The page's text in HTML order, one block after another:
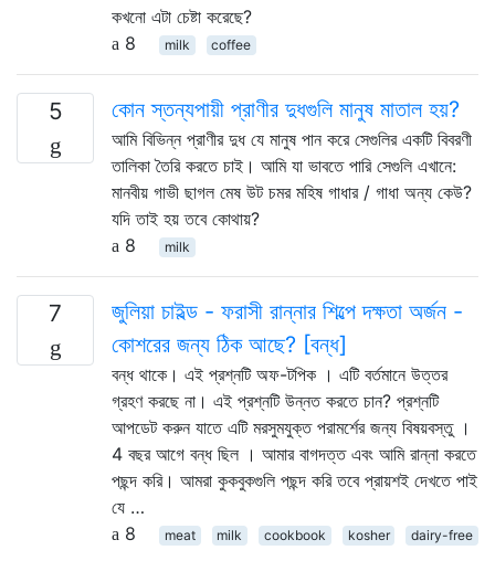
কখনো এটা চেষ্টা করেছে?
8
milk coffee
5 কোন স্তন্যপায়ী প্রাণীর দুধগুলি মানুষ মাতাল হয়?
আমি বিভিন্ন প্রাণীর দুধ যে মানুষ পান করে সেগুলির একটি বিবরণী
তালিকা তৈরি করতে চাই। আমি যা ভাবতে পারি সেগুলি এখানে:
মানবীয় গাভী ছাগল মেষ উট চমর মহিষ গাধার / গাধা অন্য কেউ?
যদি তাই হয় তবে কোথায়?
8
milk
7
জুলিয়া চাইল্ড - ফরাসী রান্নার শিল্পে দক্ষতা অর্জন -
কোশরের জন্য ঠিক আছে? [বন্ধ]
বন্ধ থাকে। এই প্রশ্নটি অফ-টপিক । এটি বর্তমানে উত্তর
গ্রহণ করছে না। এই প্রশ্নটি উন্নত করতে চান? প্রশ্নটি
আপডেট করুন যাতে এটি মরসুমযুক্ত পরামর্শের জন্য বিষয়বস্তু ।
4 বছর আগে বন্ধ ছিল । আমার বাগদত্ত এবং আমি রান্না করতে
পছন্দ করি। আমরা কুকবুকগুলি পছন্দ করি তবে প্রায়শই দেখতে পাই
যে …
8
meat milk cookbook kosher dairy-free